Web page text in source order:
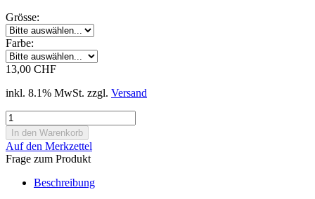
Grösse:
Farbe:
13,00 CHF
inkl. 8.1% MwSt. zzgl. Versand
Auf den Merkzettel
Frage zum Produkt
Beschreibung